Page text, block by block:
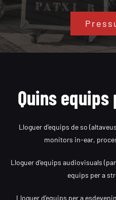
Quins
Lloguer d’equips de so
monitors in-ear,
Lloguer d’equips audiovisuals
equips per a
Lloguer d’equips per a